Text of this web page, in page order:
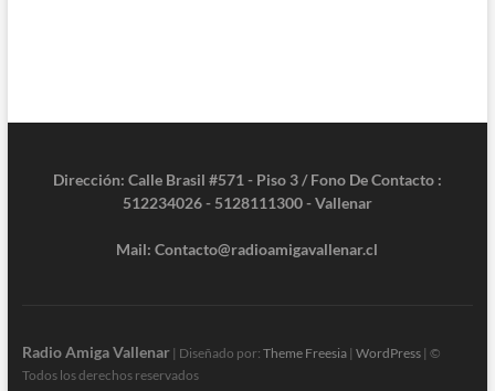
Dirección: Calle Brasil #571 - Piso 3 / Fono De Contacto :
512234026 - 5128111300 - Vallenar
Mail: Contacto@radioamigavallenar.cl
Radio Amiga Vallenar| Diseñado por: Theme Freesia| WordPress| ©
Todos los derechos reservados